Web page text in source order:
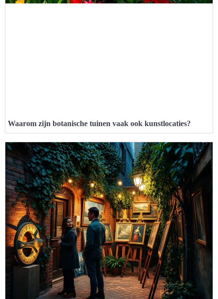
Waarom zijn botanische tuinen vaak ook kunstlocaties?